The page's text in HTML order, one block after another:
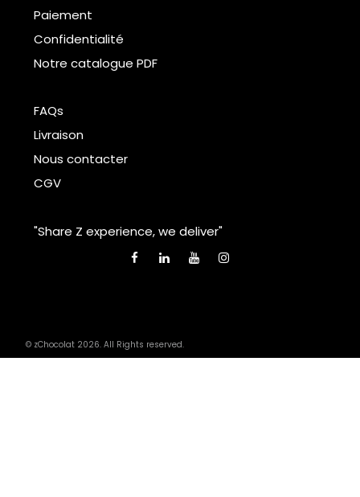
Paiement
Confidentialité
Notre catalogue PDF
FAQs
Livraison
Nous contacter
CGV
"Share Z experience, we deliver"
© zChocolat 2026. All Rights reserved.